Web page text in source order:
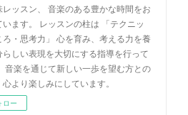
レッスン、 音楽のある豊かな時間をお
います。 レッスンの柱は 「テクニッ
ろ・思考力」 心を育み、考える力を養
らしい表現を大切にする指導を行って
音楽を通じて新しい一歩を望む方との
心より楽しみにしています。
ロー